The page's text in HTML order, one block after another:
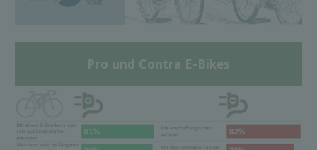
Pro und Contra E-Bikes